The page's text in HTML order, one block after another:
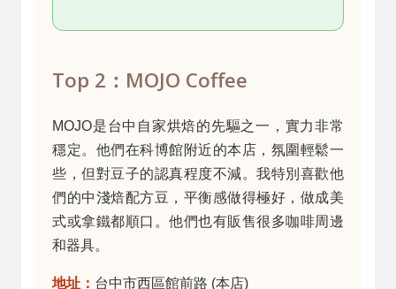
Top 2：MOJO Coffee
MOJO是台中自家烘焙的先驅之一，實力非常
穩定。他們在科博館附近的本店，氛圍輕鬆一
些，但對豆子的認真程度不減。我特別喜歡他
們的中淺焙配方豆，平衡感做得極好，做成美
式或拿鐵都順口。他們也有販售很多咖啡周邊
和器具。
地址： 台中市西區館前路 (本店)